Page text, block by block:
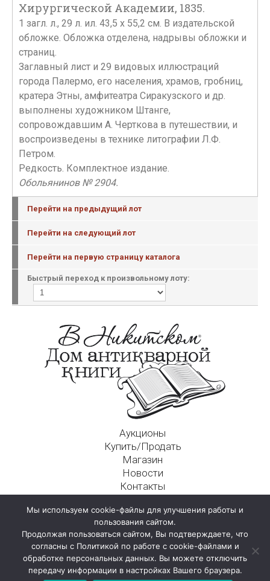
Хирургической Академии, 1835.
1 загл. л., 29 л. ил. 43,5 х 55,2 см. В издательской
обложке. Обложка отделена, надрывы обложки и
страниц.
Заглавный лист и 29 видовых иллюстраций
города Палермо, его населения, храмов, гробниц,
кратера Этны, амфитеатра Сиракузского и др.
выполнены художником Штанге,
сопровождавшим А. Черткова в путешествии, и
воспроизведены в технике литографии Л.Ф.
Петром.
Редкость. Комплектное издание.
Обольянинов № 2904.
Перейти на предыдущий лот
Перейти на следующий лот
Перейти на первую страницу каталога
Быстрый переход к произвольному лоту:
Аукционы
Купить/Продать
Магазин
Новости
Контакты
125009, г. Москва, Никитский пер., д. 4а, стр. 1
Мы используем cookie-файлы для улучшения работы и
пользования сайтом.
Продолжая пользоваться сайтом, Вы подтверждаете, что
согласны с Политикой по работе с cookie-файлами и
обработке персональных данных. Вы можете отключить
передачу информации в настройках Вашего браузера.